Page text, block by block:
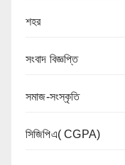
শহর
সংবাদ বিজ্ঞপ্তি
সমাজ-সংস্কৃতি
সিজিপিএ( CGPA)